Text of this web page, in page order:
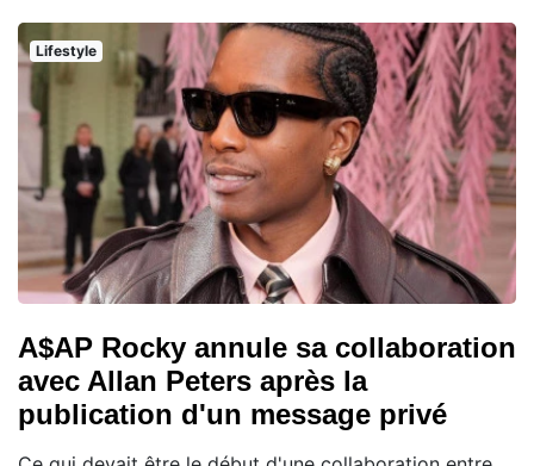
Lifestyle
A$AP Rocky annule sa collaboration
avec Allan Peters après la
publication d'un message privé